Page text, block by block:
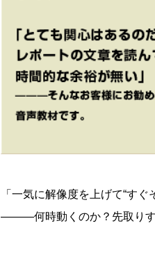
「一気に解像度を上げて“す
―――何時動くのか？先取りす